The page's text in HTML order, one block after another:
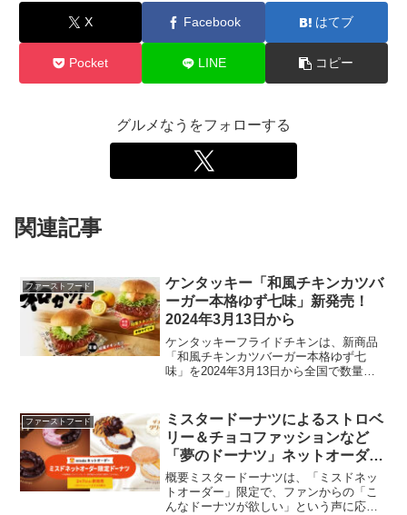
X Facebook はてブ
Pocket LINE コピー
グルメなうをフォローする
関連記事
ファーストフード
ケンタッキー「和風チキンカツバ
ーガー本格ゆず七味」新発売！
2024年3月13日から
ケンタッキーフライドチキンは、新商品
「和風チキンカツバーガー本格ゆず七
味」を2024年3月13日から全国で数量限
カツバーガー」の新しいバリエーション
で、特製ゆず七味...
ファーストフード
ミスタードーナツによるストロベ
リー＆チョコファッションなど
「夢のドーナツ」ネットオーダー
限定販売！2月7日から5月中旬ま
で
概要ミスタードーナツは、「ミスドネッ
トオーダー」限定で、ファンからの「こ
んなドーナツが欲しい」という声に応え